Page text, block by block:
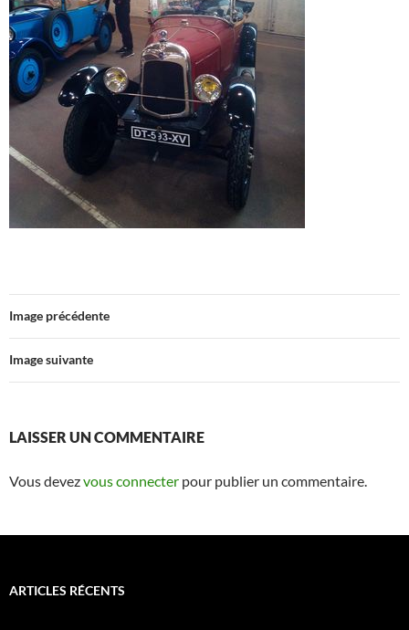
Image précédente
Image suivante
LAISSER UN COMMENTAIRE
Vous devezvous connecter pour publier un commentaire.
ARTICLES RÉCENTS